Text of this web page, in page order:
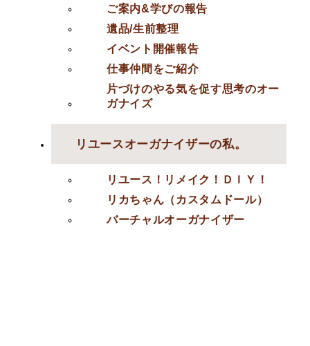
ご案内&学びの報告
遺品/生前整理
イベント開催報告
仕事仲間をご紹介
片づけのやる気を促す思考のオー
ガナイズ
リユースオーガナイザーの私。
リユース！リメイク！ＤＩＹ！
リカちゃん（カスタムドール）
バーチャルオーガナイザー